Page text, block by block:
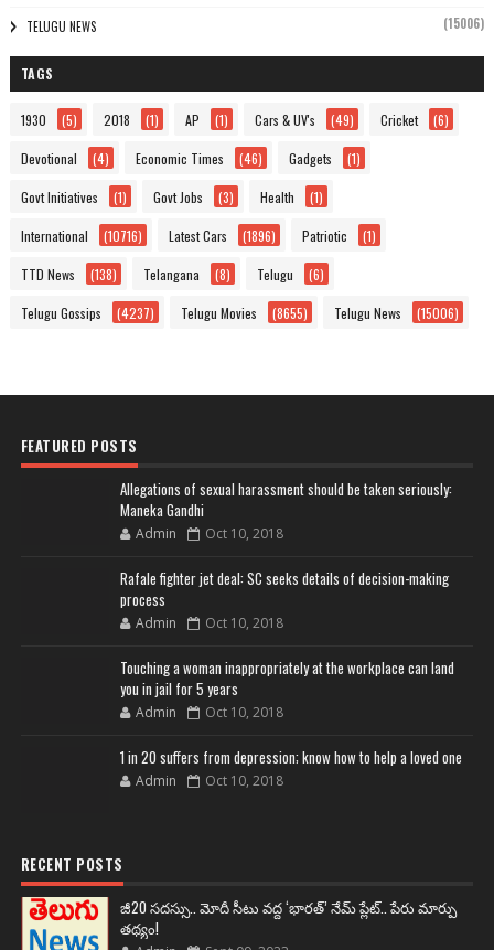
TELUGU NEWS (15006)
TAGS
1930 (5) 2018 (1) AP (1) Cars & UV's (49) Cricket (6)
Devotional (4) Economic Times (46) Gadgets (1)
Govt Initiatives (1) Govt Jobs (3) Health (1)
International (10716) Latest Cars (1896) Patriotic (1)
TTD News (138) Telangana (8) Telugu (6)
Telugu Gossips (4237) Telugu Movies (8655) Telugu News (15006)
FEATURED POSTS
Allegations of sexual harassment should be taken seriously:
Maneka Gandhi
Admin Oct 10, 2018
Rafale fighter jet deal: SC seeks details of decision-making
process
Admin Oct 10, 2018
Touching a woman inappropriately at the workplace can land
you in jail for 5 years
Admin Oct 10, 2018
1 in 20 suffers from depression; know how to help a loved one
Admin Oct 10, 2018
RECENT POSTS
జీ20 సదస్సు.. మోదీ సీటు వద్ద ‘భారత్’ నేమ్ ప్లేట్‌.. పేరు మార్పు
తథ్యం!